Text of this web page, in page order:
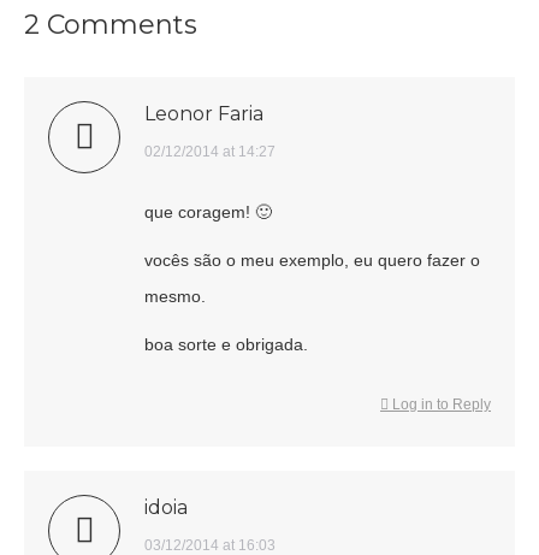
2 Comments
Leonor Faria
says:
02/12/2014 at 14:27
que coragem! 🙂
vocês são o meu exemplo, eu quero fazer o
mesmo.
boa sorte e obrigada.
Log in to Reply
idoia
says:
03/12/2014 at 16:03